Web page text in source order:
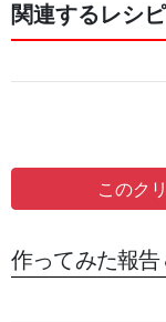
関連するレシピ
このク
作ってみた報